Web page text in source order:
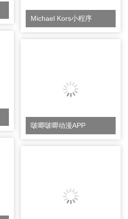
Michael Kors小程序
啵唧啵唧动漫APP